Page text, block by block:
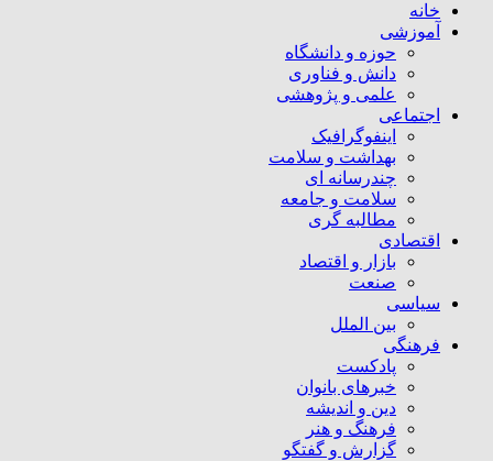
خانه
آموزشی
حوزه و دانشگاه
دانش و فناوری
علمی و پژوهشی
اجتماعی
اینفوگرافیک
بهداشت و سلامت
چندرسانه ای
سلامت و جامعه
مطالبه گری
اقتصادی
بازار و اقتصاد
صنعت
سیاسی
بین الملل
فرهنگی
پادکست
خبرهای بانوان
دین و اندیشه
فرهنگ و هنر
گزارش و گفتگو